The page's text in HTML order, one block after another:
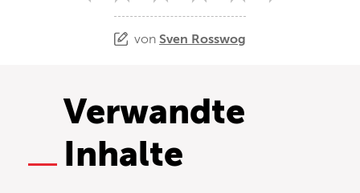
von Sven Rosswog
Verwandte
Inhalte